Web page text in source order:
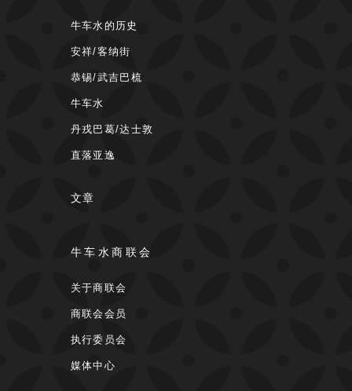
牛车水的历史
安祥/客纳街
恭锡/武吉巴梳
牛车水
丹戎巴葛/达士敦
直落亚逸
文章
牛车水商联会
关于商联会
商联会会员
执行委员会
媒体中心